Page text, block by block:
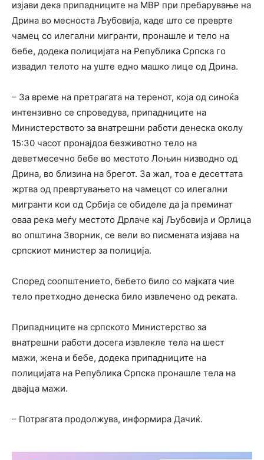
изјави дека припадниците на МВР при пребарување на
Дрина во месноста Љубовија, каде што се преврте
чамец со илегални мигранти, пронашле и тело на
бебе, додека полицијата на Република Српска го
извадил телото на уште едно машко лице од Дрина.
– За време на претрагата на теренот, која од синоќа
интензивно се спроведува, припадниците на
Министерството за внатрешни работи денеска околу
15:30 часот пронајдоа безживотно тело на
деветмесечно бебе во местото Лоњин низводно од
Дрина, во близина на брегот. За жал, тоа е десеттата
жртва од превртувањето на чамецот со илегални
мигранти кои од Србија се обиделе да ја преминат
оваа река меѓу местото Дрлаче кај Љубовија и Орлица
во општина Зворник, се вели во писмената изјава на
српскиот министер за полиција.
Според соопштението, бебето било со мајката чие
тело претходно денеска било извлечено од реката.
Припадниците на српското Министерство за
внатрешни работи досега извлекле тела на шест
мажи, жена и бебе, додека припадниците на
полицијата на Република Српска пронашле тела на
двајца мажи.
– Потрагата продолжува, информира Дачиќ.